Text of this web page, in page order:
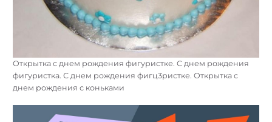
Открытка с днем рождения фигуристке. С днем рождения
фигуристка. С днем рождения фигц3ристке. Открытка с
днем рождения с коньками